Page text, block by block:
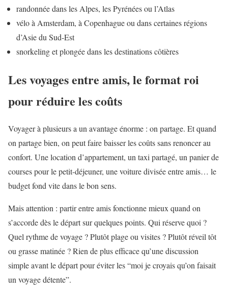
randonnée dans les Alpes, les Pyrénées ou l’Atlas
vélo à Amsterdam, à Copenhague ou dans certaines régions
d’Asie du Sud-Est
snorkeling et plongée dans les destinations côtières
Les voyages entre amis, le format roi
pour réduire les coûts
Voyager à plusieurs a un avantage énorme : on partage. Et quand
on partage bien, on peut faire baisser les coûts sans renoncer au
confort. Une location d’appartement, un taxi partagé, un panier de
courses pour le petit-déjeuner, une voiture divisée entre amis… le
budget fond vite dans le bon sens.
Mais attention : partir entre amis fonctionne mieux quand on
s’accorde dès le départ sur quelques points. Qui réserve quoi ?
Quel rythme de voyage ? Plutôt plage ou visites ? Plutôt réveil tôt
ou grasse matinée ? Rien de plus efficace qu’une discussion
simple avant le départ pour éviter les “moi je croyais qu’on faisait
un voyage détente”.